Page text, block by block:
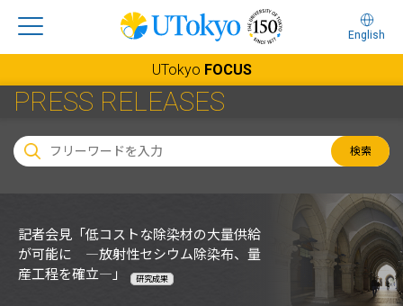
English
UTokyo FOCUS
PRESS RELEASES
検索
記者会見「低コストな除染材の大量供給
が可能に ―放射性セシウム除染布、量
産工程を確立―」
研究成果